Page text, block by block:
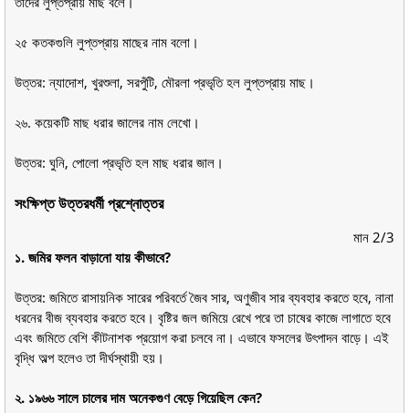
২৫ কতকগুলি লুপ্তপ্রায় মাছের নাম বলো।
উত্তর: ন্যাদোশ, খুরশুলা, সরপুঁটি, মৌরলা প্রভৃতি হল লুপ্তপ্রায় মাছ।
২৬. কয়েকটি মাছ ধরার জালের নাম লেখো।
উত্তর: ঘুনি, পোলো প্রভৃতি হল মাছ ধরার জাল।
সংক্ষিপ্ত উত্তরধর্মী প্রশ্নোত্তর
মান 2/3
১. জমির ফলন বাড়ানো যায় কীভাবে?
উত্তর: জমিতে রাসায়নিক সারের পরিবর্তে জৈব সার, অণুজীব সার ব্যবহার করতে হবে, নানা
ধরনের বীজ ব্যবহার করতে হবে। বৃষ্টির জল জমিয়ে রেখে পরে তা চাষের কাজে লাগাতে হবে
এবং জমিতে বেশি কীটনাশক প্রয়োগ করা চলবে না। এভাবে ফসলের উৎপাদন বাড়ে। এই
বৃদ্ধি অল্প হলেও তা দীর্ঘস্থায়ী হয়।
২. ১৯৬৬ সালে চালের দাম অনেকগুণ বেড়ে গিয়েছিল কেন?